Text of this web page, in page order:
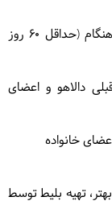
خواهیم داشت.
، ویژه ثبت‌نام زودهنگام (حداقل ۶۰ روز
دالاهو و اعضای
خانواده
تهیه بلیط توسط